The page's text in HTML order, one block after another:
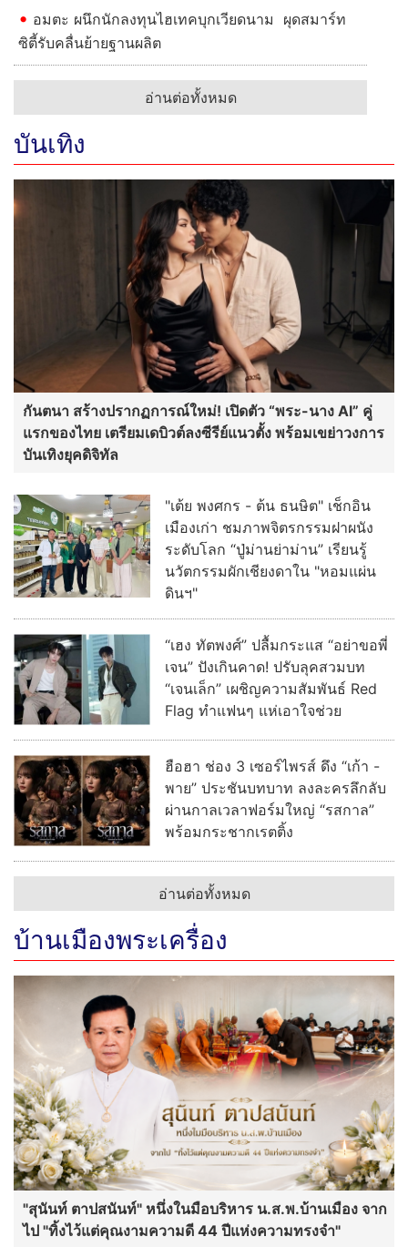
อมตะ ผนึกนักลงทุนไฮเทคบุกเวียดนาม ผุดสมาร์ท
ซิตี้รับคลื่นย้ายฐานผลิต
อ่านต่อทั้งหมด
บันเทิง
กันตนา สร้างปรากฏการณ์ใหม่! เปิดตัว “พระ-นาง AI” คู่
แรกของไทย เตรียมเดบิวต์ลงซีรีย์แนวตั้ง พร้อมเขย่าวงการ
บันเทิงยุคดิจิทัล
"เต้ย พงศกร - ต้น ธนษิต" เช็กอิน
เมืองเก่า ชมภาพจิตรกรรมฝาผนัง
ระดับโลก “ปู่ม่านย่าม่าน” เรียนรู้
นวัตกรรมผักเชียงดาใน "หอมแผ่น
ดินฯ"
“เฮง ทัตพงศ์” ปลื้มกระแส “อย่าขอพี่
เจน” ปังเกินคาด! ปรับลุคสวมบท
“เจนเล็ก” เผชิญความสัมพันธ์ Red
Flag ทำแฟนๆ แห่เอาใจช่วย
ฮือฮา ช่อง 3 เซอร์ไพรส์ ดึง “เก้า -
พาย” ประชันบทบาท ลงละครลึกลับ
ผ่านกาลเวลาฟอร์มใหญ่ “รสกาล”
พร้อมกระชากเรตติ้ง
อ่านต่อทั้งหมด
บ้านเมืองพระเครื่อง
"สุนันท์ ตาปสนันท์" หนึ่งในมือบริหาร น.ส.พ.บ้านเมือง จาก
ไป "ทิ้งไว้แต่คุณงามความดี 44 ปีแห่งความทรงจำ"